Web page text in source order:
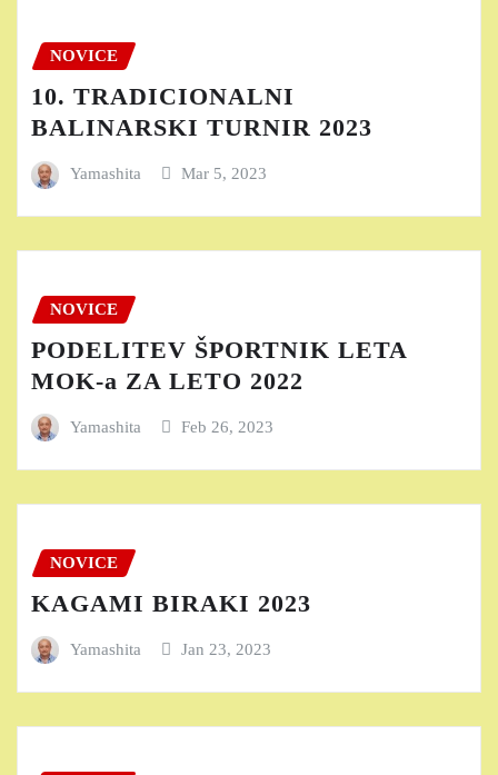
NOVICE
10. TRADICIONALNI
BALINARSKI TURNIR 2023
Yamashita Mar 5, 2023
NOVICE
PODELITEV ŠPORTNIK LETA
MOK-a ZA LETO 2022
Yamashita Feb 26, 2023
NOVICE
KAGAMI BIRAKI 2023
Yamashita Jan 23, 2023